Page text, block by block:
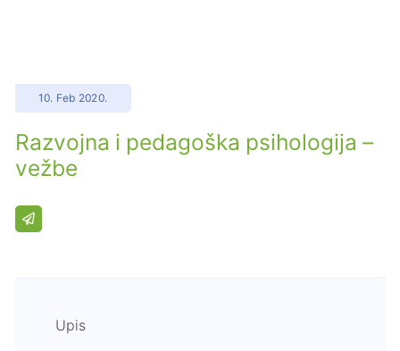
10. Feb 2020.
Razvojna i pedagoška psihologija –
vežbe
Upis